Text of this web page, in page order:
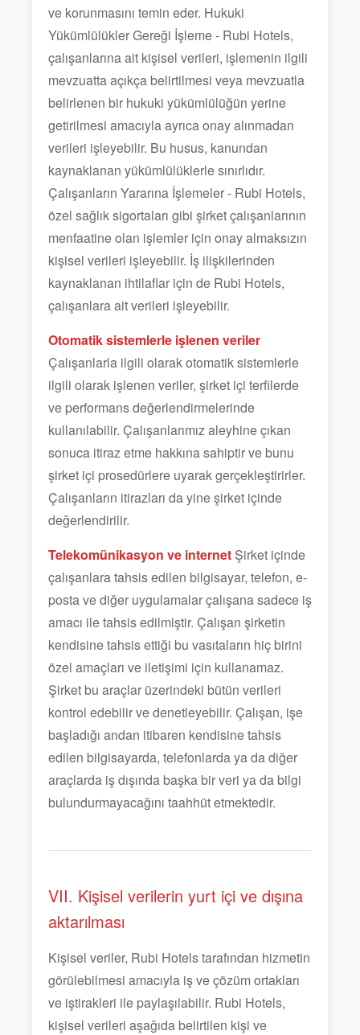
ve korunmasını temin eder. Hukuki
Yükümlülükler Gereği İşleme - Rubi Hotels,
çalışanlarına ait kişisel verileri, işlemenin ilgili
mevzuatta açıkça belirtilmesi veya mevzuatla
belirlenen bir hukuki yükümlülüğün yerine
getirilmesi amacıyla ayrıca onay alınmadan
verileri işleyebilir. Bu husus, kanundan
kaynaklanan yükümlülüklerle sınırlıdır.
Çalışanların Yararına İşlemeler - Rubi Hotels,
özel sağlık sigortaları gibi şirket çalışanlarının
menfaatine olan işlemler için onay almaksızın
kişisel verileri işleyebilir. İş ilişkilerinden
kaynaklanan ihtilaflar için de Rubi Hotels,
çalışanlara ait verileri işleyebilir.
Otomatik sistemlerle işlenen veriler
Çalışanlarla ilgili olarak otomatik sistemlerle
ilgili olarak işlenen veriler, şirket içi terfilerde
ve performans değerlendirmelerinde
kullanılabilir. Çalışanlarımız aleyhine çıkan
sonuca itiraz etme hakkına sahiptir ve bunu
şirket içi prosedürlere uyarak gerçekleştirirler.
Çalışanların itirazları da yine şirket içinde
değerlendirilir.
Telekomünikasyon ve internet Şirket içinde
çalışanlara tahsis edilen bilgisayar, telefon, e-
posta ve diğer uygulamalar çalışana sadece iş
amacı ile tahsis edilmiştir. Çalışan şirketin
kendisine tahsis ettiği bu vasıtaların hiç birini
özel amaçları ve iletişimi için kullanamaz.
Şirket bu araçlar üzerindeki bütün verileri
kontrol edebilir ve denetleyebilir. Çalışan, işe
başladığı andan itibaren kendisine tahsis
edilen bilgisayarda, telefonlarda ya da diğer
araçlarda iş dışında başka bir veri ya da bilgi
bulundurmayacağını taahhüt etmektedir.
VII. Kişisel verilerin yurt içi ve dışına
aktarılması
Kişisel veriler, Rubi Hotels tarafından hizmetin
görülebilmesi amacıyla iş ve çözüm ortakları
ve iştirakleri ile paylaşılabilir. Rubi Hotels,
kişisel verileri aşağıda belirtilen kişi ve